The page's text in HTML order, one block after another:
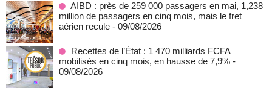
AIBD : près de 259 000 passagers en mai, 1,238
million de passagers en cinq mois, mais le fret
aérien recule - 09/08/2026
Recettes de l’État : 1 470 milliards FCFA
mobilisés en cinq mois, en hausse de 7,9% -
09/08/2026